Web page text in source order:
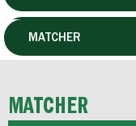
DAM
P19
MATCHER
MATCHER